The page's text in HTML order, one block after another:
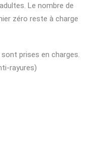
Le nombre de
zéro reste à charge
sont prises en charges.
rayures)